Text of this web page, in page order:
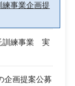
事業企画提
訓練事業 実
企画提案公募